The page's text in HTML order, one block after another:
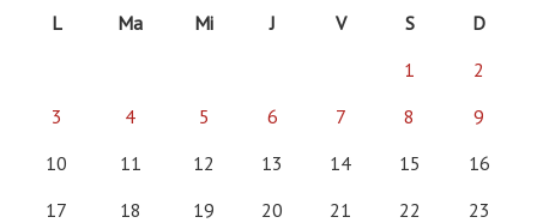
L
Ma Mi J V S
D
1
2
3
4 5 6 7 8
9
10
11 12 13 14 15
16
17
18 19 20 21 22
23